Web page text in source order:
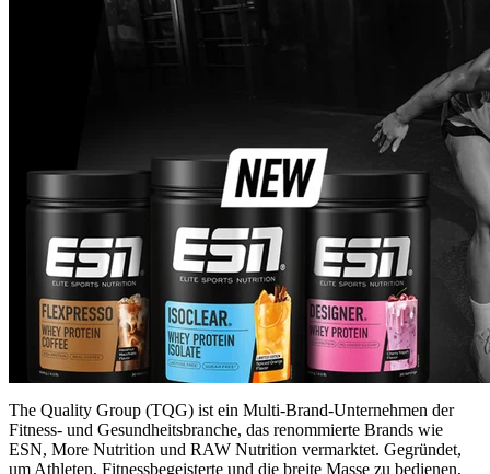
The Quality Group (TQG) ist ein Multi-Brand-Unternehmen der
Fitness- und Gesundheitsbranche, das renommierte Brands wie
ESN, More Nutrition und RAW Nutrition vermarktet. Gegründet,
um Athleten, Fitnessbegeisterte und die breite Masse zu bedienen,